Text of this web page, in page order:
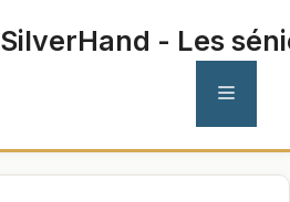
SilverHand - Les
MENU